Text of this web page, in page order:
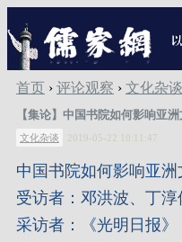
首页 › 评论观察 › 文化杂谈
【集论】中国书院如何影响亚
文化杂谈 2019-05-22 10:11:47
中国书院如何影响亚洲
受访者：邓洪波、丁
采访者：《光明日报》